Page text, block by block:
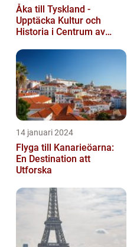
Åka till Tyskland -
Upptäcka Kultur och
Historia i Centrum av
14 januari 2024
Flyga till Kanarieöarna:
En Destination att
Utforska